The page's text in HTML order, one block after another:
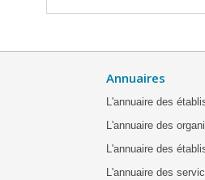
Annuaires
L'annuaire des
L'annuaire des
L'annuaire des
L'annuaire des